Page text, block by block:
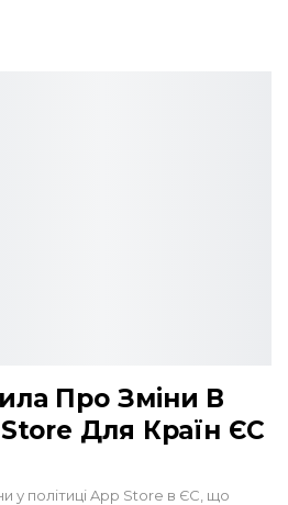
Про Зміни В
Store Для Країн ЄС
у політиці App Store в ЄС, що